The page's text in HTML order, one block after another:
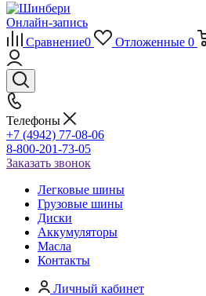
Онлайн-запись
Сравнение0 Отложенные 0
Телефоны
+7 (4942) 77-08-06
8-800-201-73-05
Заказать звонок
Легковые шины
Грузовые шины
Диски
Аккумуляторы
Масла
Контакты
Личный кабинет